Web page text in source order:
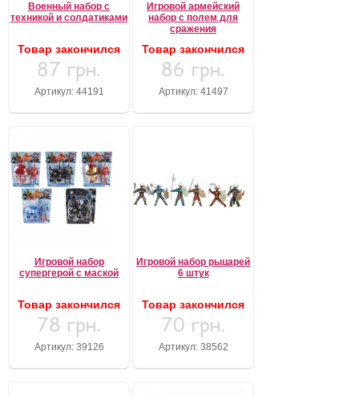
Военный набор с
техникой и солдатиками
Товар закончился
87 грн.
Артикул: 44191
Игровой армейский
набор с полем для
сражения
Товар закончился
86 грн.
Артикул: 41497
Игровой набор
супергерой с маской
Товар закончился
78 грн.
Артикул: 39126
Игровой набор рыцарей
6 штук
Товар закончился
70 грн.
Артикул: 38562